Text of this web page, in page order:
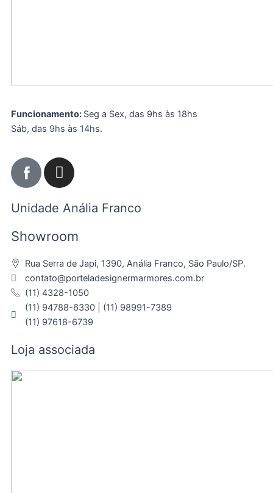
Funcionamento: Seg a Sex, das 9hs às 18hs
Sáb, das 9hs às 14hs.
I
n
t
g
a
m
Unidade Anália Franco
Showroom
Rua Serra de Japi, 1390, Anália Franco, São Paulo/SP.
contato@porteladesignermarmores.com.br
(11) 4328-1050
(11) 94788-6330 | (11) 98991-7389
(11) 97618-6739
Loja associada